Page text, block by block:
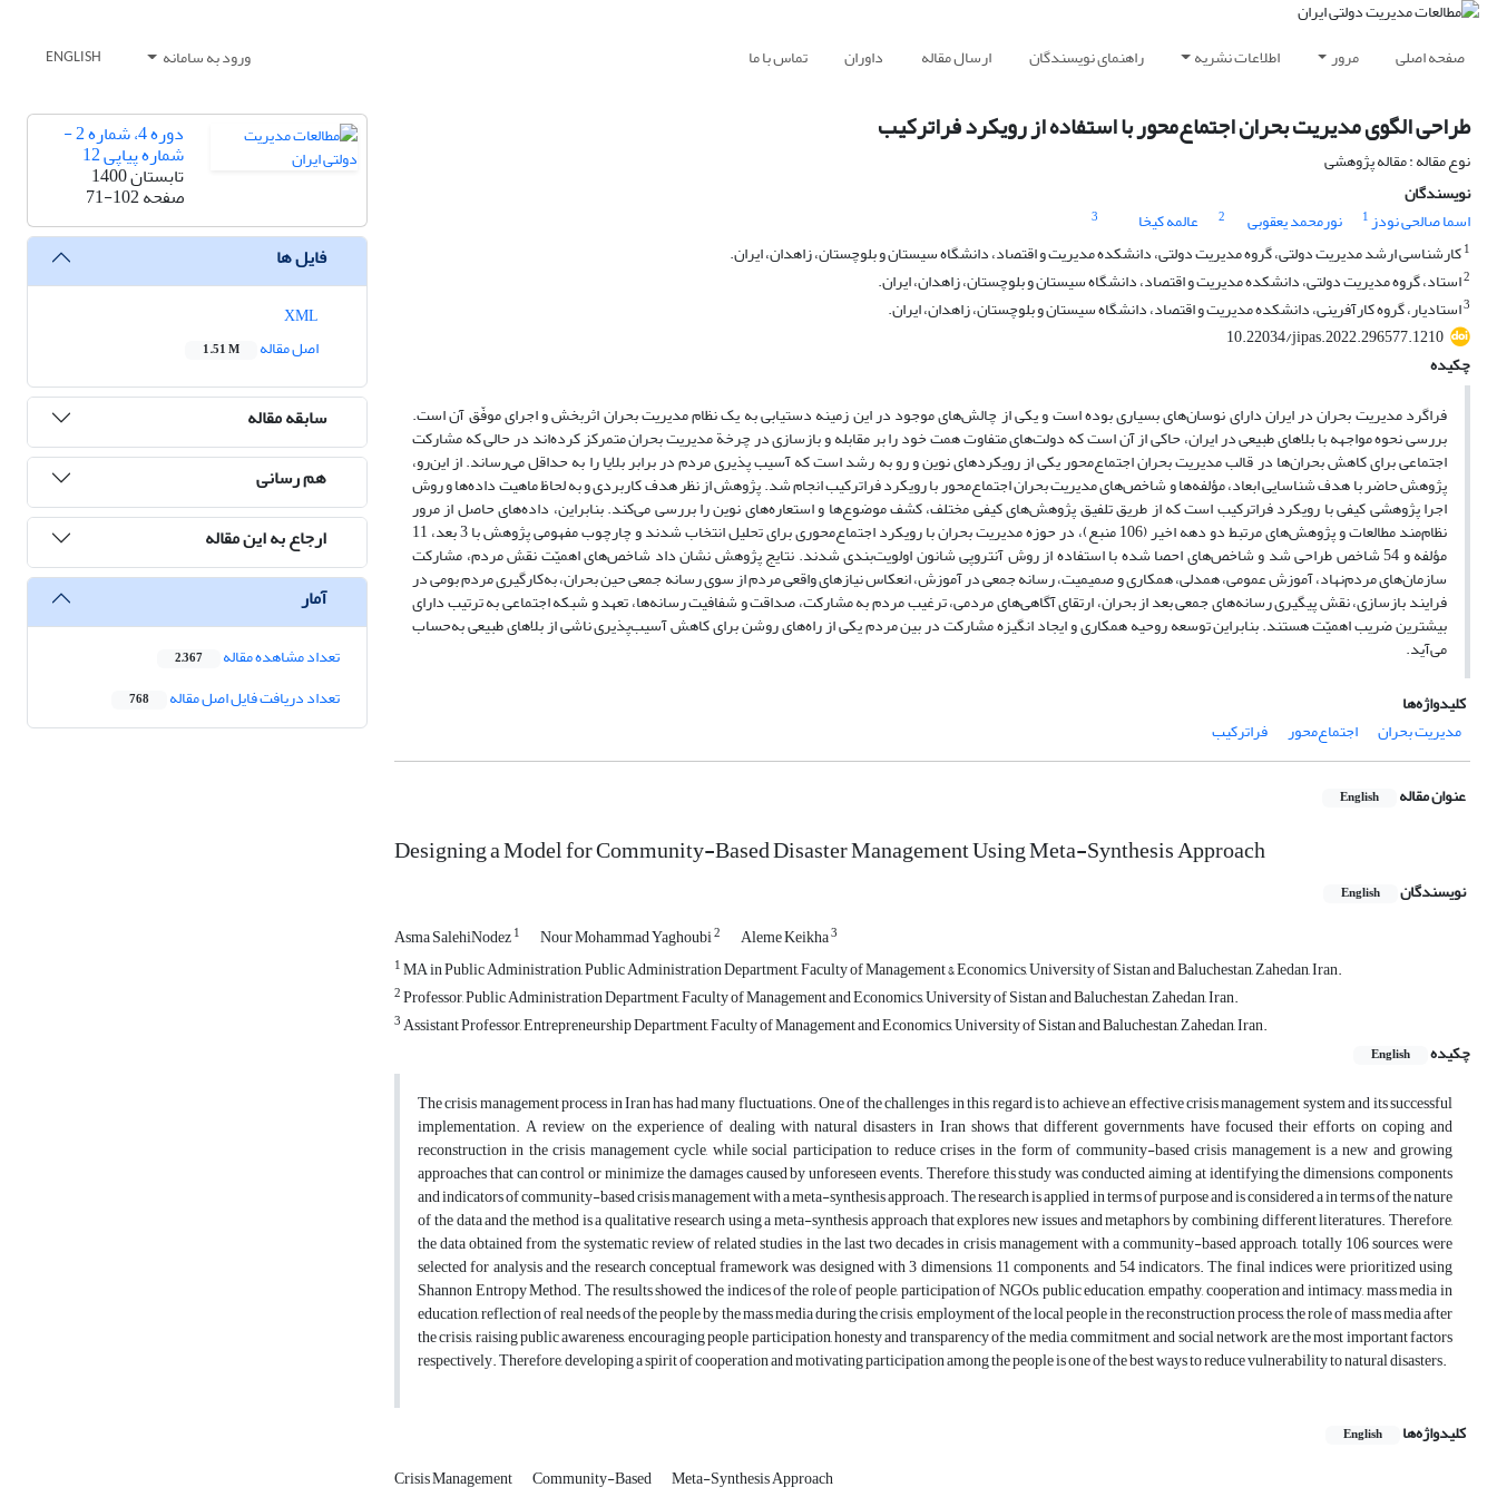
صفحه اصلی مرور اطلاعات نشریه راهنمای نویسندگان ارسال مقاله داوران تماس با ما ورود به سامانه ENGLISH
طراحی الگوی مدیریت بحران اجتماع‌محور با استفاده از رویکرد فراترکیب
نوع مقاله : مقاله پژوهشی
نویسندگان
اسما صالحی نودز1 نورمحمد یعقوبی 2 عالمه کیخا
3
1کارشناسی ارشد مدیریت دولتی، گروه مدیریت دولتی، دانشکده مدیریت و اقتصاد، دانشگاه سیستان و بلوچستان، زاهدان، ایران.
2استاد، گروه مدیریت دولتی، دانشکده مدیریت و اقتصاد، دانشگاه سیستان و بلوچستان، زاهدان، ایران.
3استادیار، گروه کارآفرینی، دانشکده مدیریت و اقتصاد، دانشگاه سیستان و بلوچستان، زاهدان، ایران.
10.22034/jipas.2022.296577.1210
چکیده
فراگرد مدیریت بحران در ایران دارای نوسان‌های‌ بسیاری بوده است و یکی از چالش‌های موجود در این زمینه دستیابی به یک نظام مدیریت بحران اثربخش و اجرای موفّق آن است‌.
بررسی نحوه مواجهه با بلاهای طبیعی در ایران، حاکی از آن است که دولت‌های متفاوت همت خود را بر مقابله و بازسازی در چرخة مدیریت بحران متمرکز کرده‌اند در حالی که مشارکت
اجتماعی برای کاهش بحران‌ها در قالب مدیریت بحران اجتماع‌محور یکی از رویکردهای نوین و رو به رشد است‌ که آسیب پذیری مردم در برابر بلایا را به حداقل می‌رساند. از این‌رو،
پژوهش حاضر با هدف شناسایی ابعاد، مؤلفه‌ها و شاخص‌های مدیریت بحران اجتماع‌محور با رویکرد فراترکیب انجام شد. پژوهش از نظر هدف کاربردی و به لحاظ ماهیت داده‌ها و روش
اجرا پژوهشی کیفی با رویکرد فراترکیب است‌ که از طریق تلفیق پژوهش‌های کیفی مختلف، کشف موضوع‌ها و استعاره‌های نوین را بررسی می‌کند. بنابراین، داده‌های حاصل از مرور
نظام‌مند مطالعات و پژوهش‌های مرتبط دو دهه اخیر (106 منبع)، در حوزه مدیریت بحران با رویکرد اجتماع‌محوری برای‌ تحلیل انتخاب شدند و چارچوب مفهومی پژوهش با 3 بعد، 11
مؤلفه و 54 شاخص طراحی شد و شاخص‌های احصا شده با استفاده از روش آنتروپی شانون اولویت‌بندی شدند. نتایج پژوهش نشان داد شاخص‌های اهمیّت نقش مردم، مشارکت
سازمان‌های مردم‌نهاد، آموزش عمومی، همدلی، همکاری و صمیمیت، رسانه جمعی در آموزش، انعکاس نیازهای واقعی مردم از سوی‌ رسانه جمعی حین بحران، به‌کارگیری مردم بومی در
فرایند بازسازی، نقش پیگیری رسانه‌های جمعی بعد از بحران، ارتقای آگاهی‌های مردمی، ترغیب مردم به مشارکت، صداقت و شفافیت رسانه‌ها، تعهد و شبکه اجتماعی به ترتیب دارای
بیشترین ضریب اهمیّت هستند. بنابراین توسعه روحیه همکاری و ایجاد انگیزه مشارکت در بین مردم یکی از راه‌های روشن برای‌ کاهش آسیب‌پذیری ناشی از بلاهای طبیعی به‌حساب
می‌آید.
کلیدواژه‌ها
مدیریت بحران
اجتماع‌محور فراترکیب
عنوان مقاله English
Designing a Model for Community-Based Disaster Management Using Meta-Synthesis Approach
نویسندگان English
Asma SalehiNodez1 Nour Mohammad Yaghoubi2 Aleme Keikha3
1MA in Public Administration, Public Administration Department, Faculty of Management & Economics, University of Sistan and Baluchestan, Zahedan, Iran.
2Professor, Public Administration Department, Faculty of Management and Economics, University of Sistan and Baluchestan, Zahedan, Iran.
3Assistant Professor, Entrepreneurship Department, Faculty of Management and Economics, University of Sistan and Baluchestan, Zahedan, Iran.
چکیده
English
The crisis management process in Iran has had many fluctuations. One of the challenges in this regard is to achieve an effective crisis management system and its successful
implementation. A review on the experience of dealing with natural disasters in Iran shows that different governments have focused their efforts on coping and
reconstruction in the crisis management cycle, while social participation to reduce crises in the form of community-based crisis management is a new and growing
approaches that can control or minimize the damages caused by unforeseen events. Therefore, this study was conducted aiming at identifying the dimensions, components
and indicators of community-based crisis management with a meta-synthesis approach. The research is applied in terms of purpose and is considered a in terms of the nature
of the data and the method is a qualitative research using a meta-synthesis approach that explores new issues and metaphors by combining different literatures. Therefore,
the data obtained from the systematic review of related studies in the last two decades in crisis management with a community-based approach, totally 106 sources, were
selected for analysis and the research conceptual framework was designed with 3 dimensions, 11 components, and 54 indicators. The final indices were prioritized using
Shannon Entropy Method. The results showed the indices of the role of people, participation of NGOs, public education, empathy, cooperation and intimacy, mass media in
education, reflection of real needs of the people by the mass media during the crisis, employment of the local people in the reconstruction process, the role of mass media after
the crisis, raising public awareness, encouraging people participation, honesty and transparency of the media, commitment, and social network are the most important factors
respectively. Therefore, developing a spirit of cooperation and motivating participation among the people is one of the best ways to reduce vulnerability to natural disasters.
کلیدواژه‌ها English
Crisis Management Community-Based Meta-Synthesis Approach
دوره 4، شماره 2 -
شماره پیاپی 12
تابستان 1400
صفحه71-102
فایل ها
اصل مقاله
1.51 M
سابقه مقاله
هم رسانی
ارجاع به این مقاله
آمار
تعداد مشاهده مقاله 2,367
تعداد دریافت فایل اصل مقاله 768